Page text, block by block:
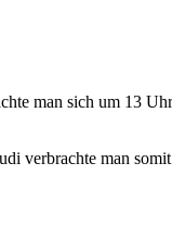
man sich um 13
verbrachte man